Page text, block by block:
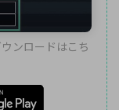
ンロードはこち